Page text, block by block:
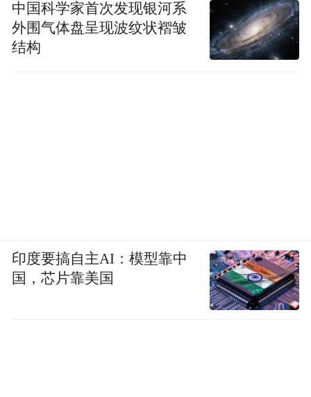
中国科学家首次发现银河系
外围气体盘呈现波纹状褶皱
结构
印度要搞自主AI：模型靠中
国，芯片靠美国